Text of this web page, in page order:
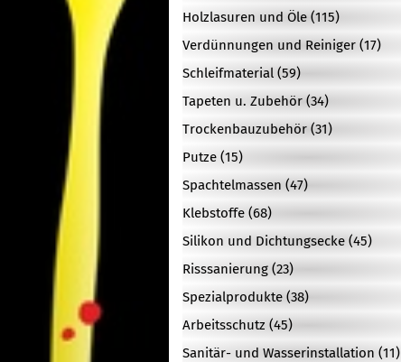
Holzlasuren und Öle (115)
Verdünnungen und Reiniger (17)
Schleifmaterial (59)
Tapeten u. Zubehör (34)
Trockenbauzubehör (31)
Putze (15)
Spachtelmassen (47)
Klebstoffe (68)
Silikon und Dichtungsecke (45)
Risssanierung (23)
Spezialprodukte (38)
Arbeitsschutz (45)
Sanitär- und Wasserinstallation (11)